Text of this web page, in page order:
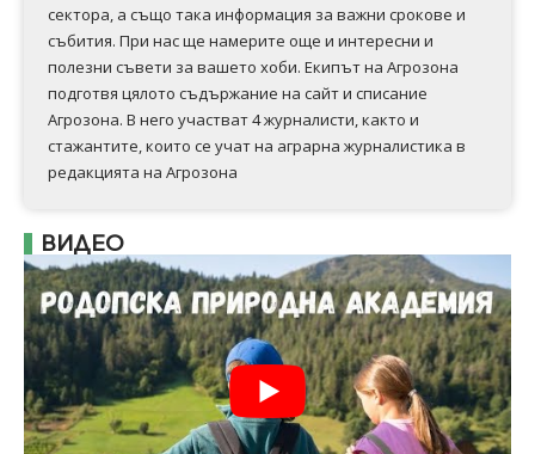
сектора, а също така информация за важни срокове и
събития. При нас ще намерите още и интересни и
полезни съвети за вашето хоби. Екипът на Агрозона
подготвя цялото съдържание на сайт и списание
Агрозона. В него участват 4 журналисти, както и
стажантите, които се учат на аграрна журналистика в
редакцията на Агрозона
ВИДЕО